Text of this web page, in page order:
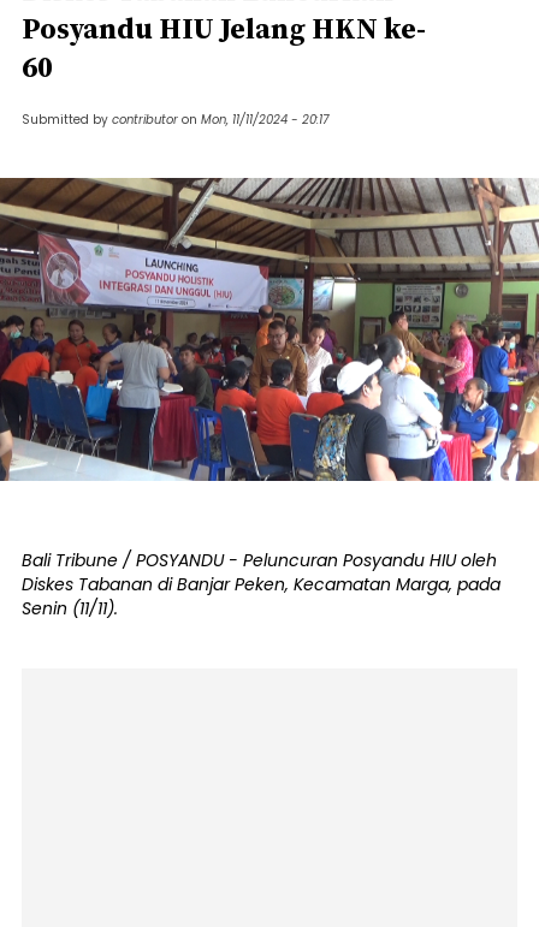
Posyandu HIU Jelang HKN ke-
60
Submitted by contributor on Mon, 11/11/2024 - 20:17
Bali Tribune / POSYANDU - Peluncuran Posyandu HIU oleh
Diskes Tabanan di Banjar Peken, Kecamatan Marga, pada
Senin (11/11).